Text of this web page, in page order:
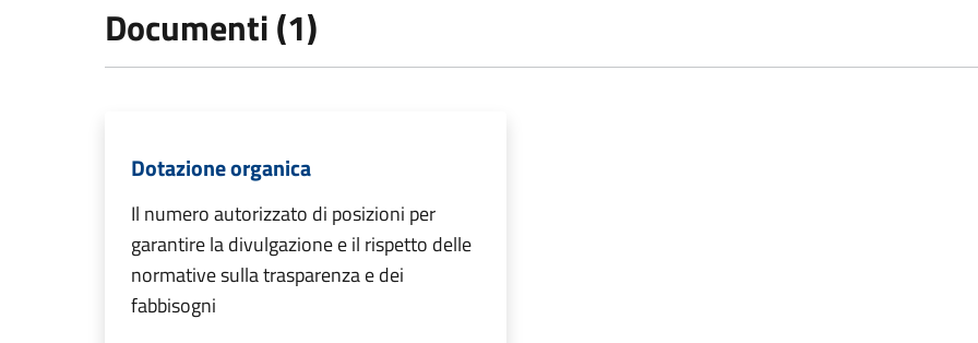
Documenti (1)
Dotazione organica
Il numero autorizzato di posizioni per
garantire la divulgazione e il rispetto delle
normative sulla trasparenza e dei
fabbisogni